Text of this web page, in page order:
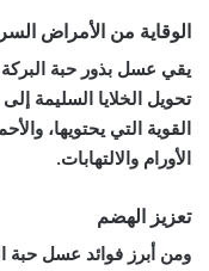
الوقاية من الأمراض
يقي عسل بذور حبة البركة
تحويل الخلايا السليمة
القوية التي يحتويها،
الأورام والالتهابات.
تعزيز الهضم
ومن أبرز فوائد عسل حبة